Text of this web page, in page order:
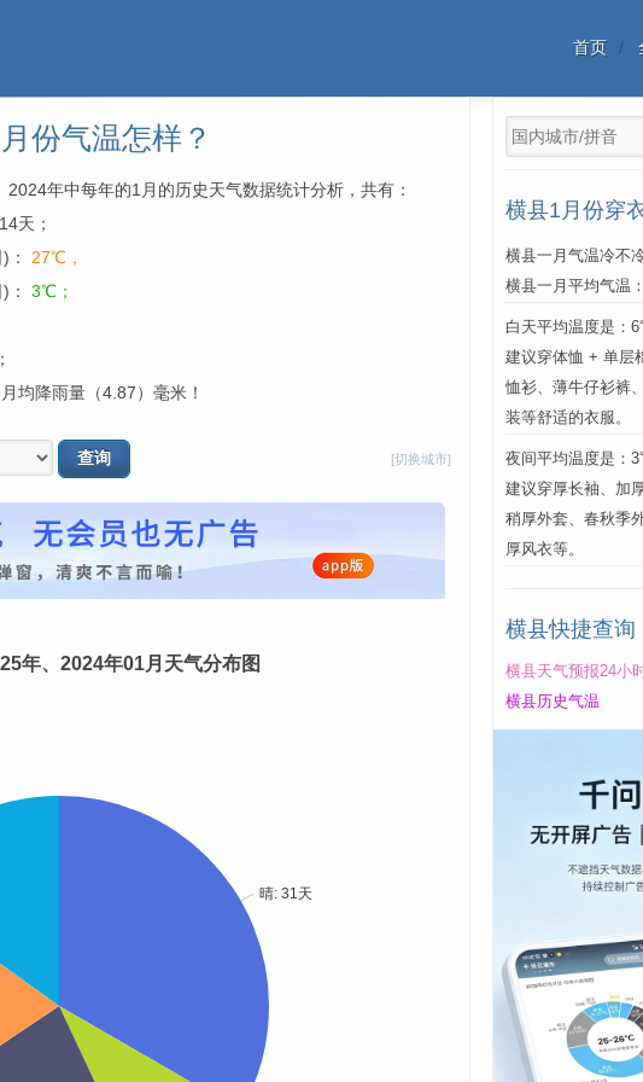
首页
份气温怎样？
年中每年的1月的历史天气数据统计分析，共有：
天；
： 27℃，
： 3℃；
；
均降雨量（4.87）毫米！
[切换城市]
年、2024年01月天气分布图
横县1月份穿
横县一月气温冷不
横县一月平均气温
白天平均温度是
建议穿体恤 + 单层
恤衫、薄牛仔衫裤
装等舒适的衣服。
夜间平均温度是：
建议穿厚长袖、加
稍厚外套、春秋季
厚风衣等。
横县快捷查询
横县天气预报24小
横县历史气温